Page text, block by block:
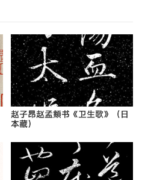
赵子昂赵孟頫书《卫生歌》（日
本藏）